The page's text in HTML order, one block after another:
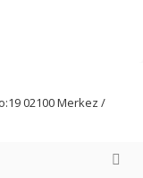
02100 Merkez /